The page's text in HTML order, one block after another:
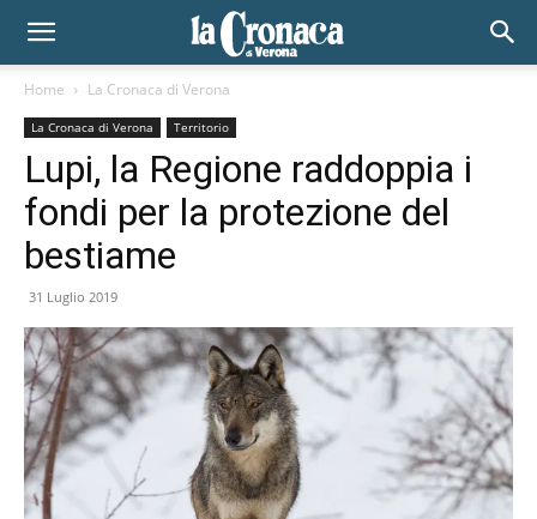
Home La Cronaca di Verona
La Cronaca di Verona Territorio
Lupi, la Regione raddoppia i
fondi per la protezione del
bestiame
31 Luglio 2019